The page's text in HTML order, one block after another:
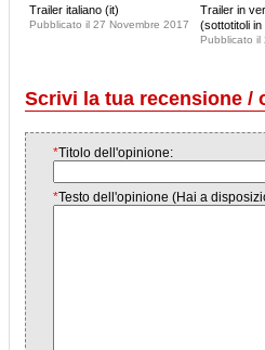
Trailer italiano (it)
Pubblicato il 27 Novembre 2017
Trailer in
(sottotitoli
Pubblicato il
Scrivi la tua recensione /
*Titolo dell'opinione:
*Testo dell'opinione (Hai a